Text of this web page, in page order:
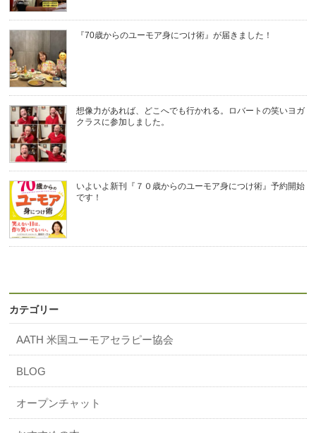
『70歳からのユーモア身につけ術』が届きました！
想像力があれば、どこへでも行かれる。ロバートの笑いヨガ
クラスに参加しました。
いよいよ新刊『７０歳からのユーモア身につけ術』予約開始
です！
カテゴリー
AATH 米国ユーモアセラピー協会
BLOG
オープンチャット